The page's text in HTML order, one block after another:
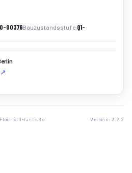
00376Bauzustandsstufe Q1-
Floorball-facts.de Version: 3.2.2